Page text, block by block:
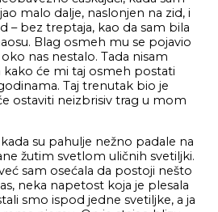
malo dalje, naslonjen na zid, i
– bez treptaja, kao da sam bila
Blag osmeh mu se pojavio
nas nestalo. Tada nisam
će mi taj osmeh postati
Taj trenutak bio je
ostaviti neizbrisiv trag u mom
su pahulje nežno padale na
žutim svetlom uličnih svetiljki.
sam osećala da postoji nešto
neka napetost koja je plesala
smo ispod jedne svetiljke, a ja